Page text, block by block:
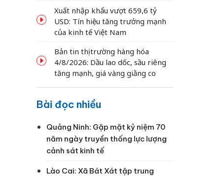
Xuất nhập khẩu vượt 659,6 tỷ
USD: Tín hiệu tăng trưởng mạnh
của kinh tế Việt Nam
Bản tin thị trường hàng hóa
4/8/2026: Dầu lao dốc, sầu riêng
tăng mạnh, giá vàng giằng co
Bài đọc nhiều
Quảng Ninh: Gặp mặt kỷ niệm 70
năm ngày truyền thống lực lượng
cảnh sát kinh tế
Lào Cai: Xã Bát Xát tập trung